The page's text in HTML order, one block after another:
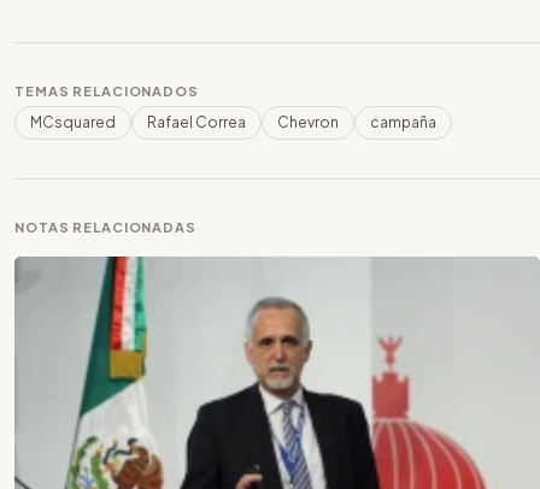
TEMAS RELACIONADOS
MCsquared Rafael Correa Chevron campaña
NOTAS RELACIONADAS